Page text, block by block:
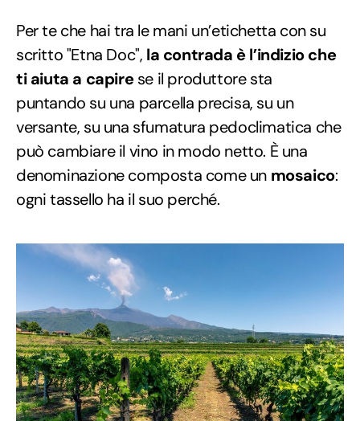
Per te che hai tra le mani un’etichetta con su
scritto "Etna Doc", la contrada è l’indizio che
ti aiuta a capirese il produttore sta
puntando su una parcella precisa, su un
versante, su una sfumatura pedoclimatica che
può cambiare il vino in modo netto. È una
denominazione composta come un mosaico:
ogni tassello ha il suo perché.